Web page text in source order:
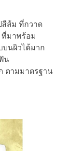
สีส้ม ที่กวาด
ที่มาพร้อม
นผิวได้มาก
น
ตามมาตรฐาน